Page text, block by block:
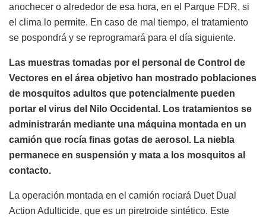
anochecer o alrededor de esa hora, en el Parque FDR, si
el clima lo permite. En caso de mal tiempo, el tratamiento
se pospondrá y se reprogramará para el día siguiente.
Las muestras tomadas por el personal de Control de
Vectores en el área objetivo han mostrado poblaciones
de mosquitos adultos que potencialmente pueden
portar el virus del Nilo Occidental. Los tratamientos se
administrarán mediante una máquina montada en un
camión que rocía finas gotas de aerosol. La niebla
permanece en suspensión y mata a los mosquitos al
contacto.
La operación montada en el camión rociará Duet Dual
Action Adulticide, que es un piretroide sintético. Este